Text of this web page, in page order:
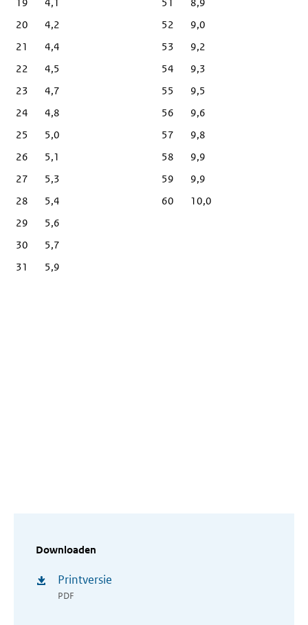
Downloaden
Printversie
PDF
19
4,1
20
4,2
21
4,4
22
4,5
23
4,7
24
4,8
25
5,0
26
5,1
27
5,3
28
5,4
29
5,6
30
5,7
31
5,9
51
8,9
52
9,0
53
9,2
54
9,3
55
9,5
56
9,6
57
9,8
58
9,9
59
9,9
60
10,0